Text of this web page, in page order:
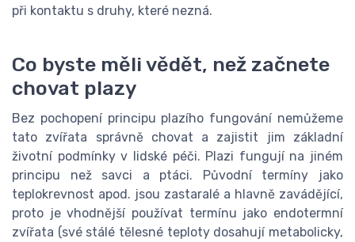
při kontaktu s druhy, které nezná.
Co byste měli vědět, než začnete
chovat plazy
Bez pochopení principu plazího fungování nemůžeme
tato zvířata správně chovat a zajistit jim základní
životní podmínky v lidské péči. Plazi fungují na jiném
principu než savci a ptáci. Původní termíny jako
teplokrevnost apod. jsou zastaralé a hlavně zavádějící,
proto je vhodnější používat termínu jako endotermní
zvířata (své stálé tělesné teploty dosahují metabolicky,